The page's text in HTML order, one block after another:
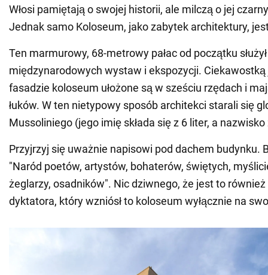
Włosi pamiętają o swojej historii, ale milczą o jej
Jednak samo Koloseum, jako zabytek architektury,
Ten marmurowy, 68-metrowy pałac od początku
międzynarodowych wystaw i ekspozycji. Ciekawostką
fasadzie koloseum ułożone są w sześciu rzędach i
łuków. W ten nietypowy sposób architekci starali się
Mussoliniego (jego imię składa się z 6 liter, a
Przyjrzyj się uważnie napisowi pod dachem budynku.
"Naród poetów, artystów, bohaterów, świętych,
żeglarzy, osadników". Nic dziwnego, że jest to
dyktatora, który wzniósł to koloseum wyłącznie na